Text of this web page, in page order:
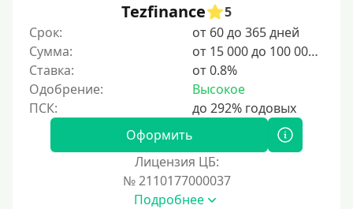
100 дней
4 месяца
5 месяцев
На полгода
10 месяцев
Tezfinance
5
Срок:
от 60 до 365 дней
Сумма:
от 15 000 до 100 000 ₽
Ставка:
от 0.8%
Одобрение:
Высокое
Оформить
Лицензия ЦБ:
№ 2110177000037
Подробнее